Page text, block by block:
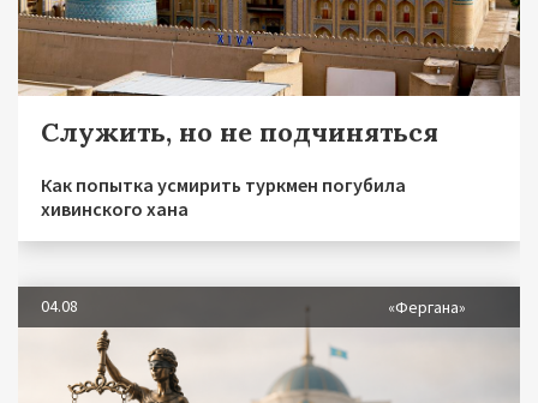
Служить, но не подчиняться
Как попытка усмирить туркмен погубила
хивинского хана
04.08 «Фергана»